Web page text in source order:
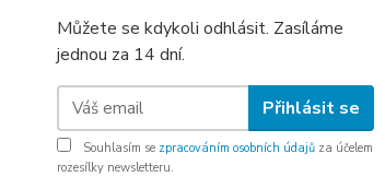
Můžete se kdykoli odhlásit. Zasíláme
jednou za 14 dní.
Přihlásit se
Souhlasím se zpracováním osobních údajů za účelem
rozesílky newsletteru.